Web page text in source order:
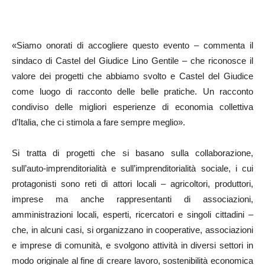
«Siamo onorati di accogliere questo evento – commenta il
sindaco di Castel del Giudice Lino Gentile – che riconosce il
valore dei progetti che abbiamo svolto e Castel del Giudice
come luogo di racconto delle belle pratiche. Un racconto
condiviso delle migliori esperienze di economia collettiva
d’Italia, che ci stimola a fare sempre meglio».
Si tratta di progetti che si basano sulla collaborazione,
sull’auto-imprenditorialità e sull’imprenditorialità sociale, i cui
protagonisti sono reti di attori locali – agricoltori, produttori,
imprese ma anche rappresentanti di associazioni,
amministrazioni locali, esperti, ricercatori e singoli cittadini –
che, in alcuni casi, si organizzano in cooperative, associazioni
e imprese di comunità, e svolgono attività in diversi settori in
modo originale al fine di creare lavoro, sostenibilità economica